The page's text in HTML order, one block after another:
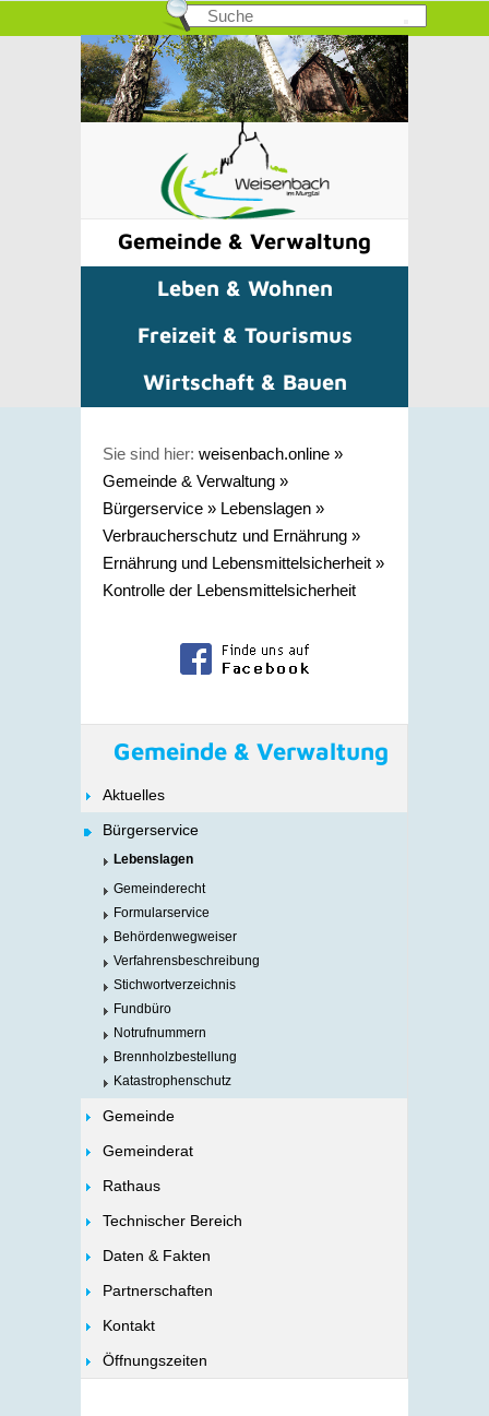
Gemeinde & Verwaltung
Leben & Wohnen
Freizeit & Tourismus
Wirtschaft & Bauen
Sie sind hier: weisenbach.online »
Gemeinde & Verwaltung »
Bürgerservice » Lebenslagen »
Verbraucherschutz und Ernährung »
Ernährung und Lebensmittelsicherheit »
Kontrolle der Lebensmittelsicherheit
Gemeinde & Verwaltung
Aktuelles
Bürgerservice
Lebenslagen
Gemeinderecht
Formularservice
Behördenwegweiser
Verfahrensbeschreibung
Stichwortverzeichnis
Fundbüro
Notrufnummern
Brennholzbestellung
Katastrophenschutz
Gemeinde
Gemeinderat
Rathaus
Technischer Bereich
Daten & Fakten
Partnerschaften
Kontakt
Öffnungszeiten